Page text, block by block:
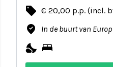
local_offer € 20,00 p.p. (incl.
where_to_vote In de buurt van
nights_stay bed